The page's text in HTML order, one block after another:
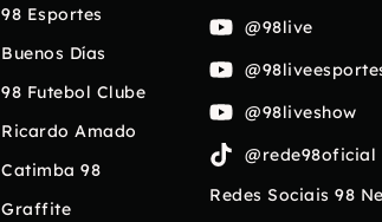
98 Esportes
Buenos Días
98 Futebol Clube
Ricardo Amado
Catimba 98
Graffite
@98live
@98liveshow
@rede98oficial
Redes Sociais 98